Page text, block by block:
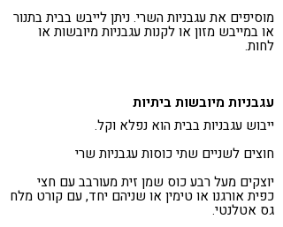
מוסיפים את עגבניות השרי. ניתן לייבש בבית בתנור
או במייבש מזון או לקנות עגבניות מיובשות או
לחות.
עגבניות מיובשות ביתיות
ייבוש עגבניות בבית הוא נפלא וקל.
חוצים לשניים שתי כוסות עגבניות שרי
יוצקים מעל רבע כוס שמן זית מעורבב עם חצי
כפית אורגנו או טימין או שניהם יחד, עם קורט מלח
גס אטלנטי.